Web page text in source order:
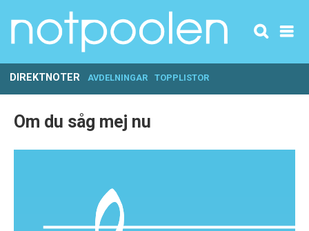
DIREKTNOTER AVDELNINGAR TOPPLISTOR
Om du såg mej nu